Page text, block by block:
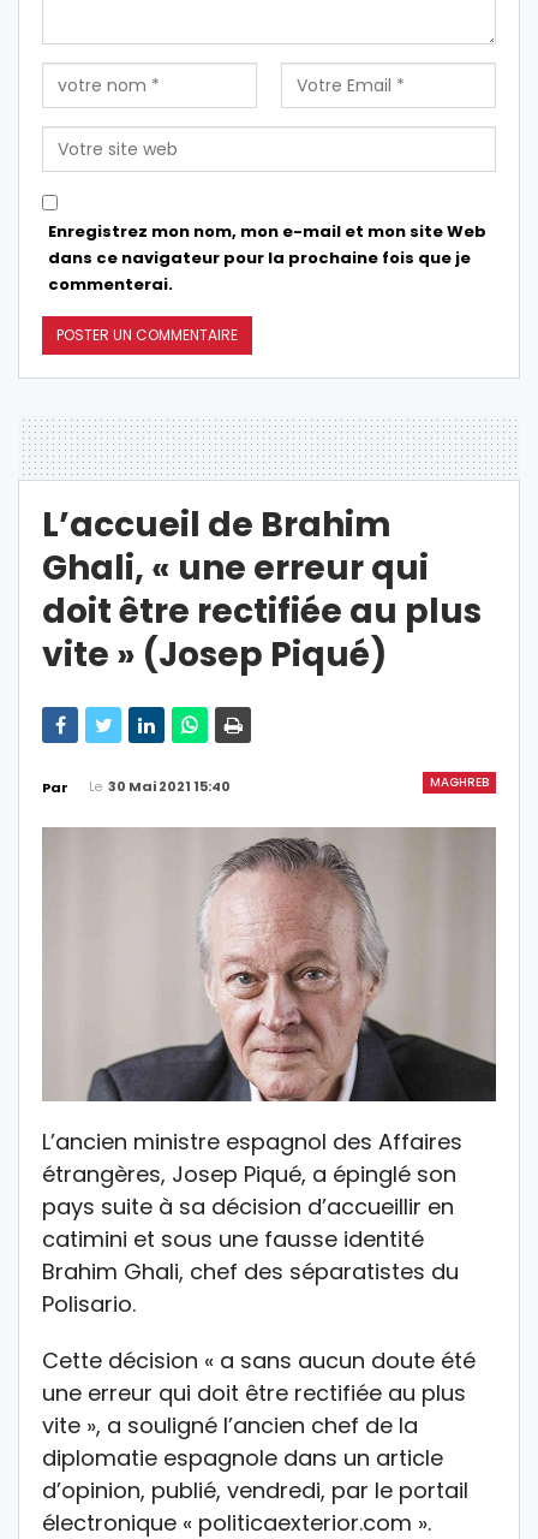
Enregistrez mon nom, mon e-mail et mon site Web
dans ce navigateur pour la prochaine fois que je
commenterai.
L’accueil de Brahim
Ghali, « une erreur qui
doit être rectifiée au plus
vite » (Josep Piqué)
MAGHREB
Par Le 30 Mai 2021 15:40
L’ancien ministre espagnol des Affaires
étrangères, Josep Piqué, a épinglé son
pays suite à sa décision d’accueillir en
catimini et sous une fausse identité
Brahim Ghali, chef des séparatistes du
Polisario.
Cette décision « a sans aucun doute été
une erreur qui doit être rectifiée au plus
vite », a souligné l’ancien chef de la
diplomatie espagnole dans un article
d’opinion, publié, vendredi, par le portail
électronique « politicaexterior.com ».